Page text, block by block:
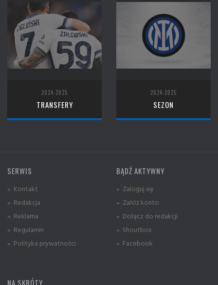
2024-2025
TRANSFERY
2024-2025
SEZON
SERWIS
» Kontakt
» Redakcja
» Reklama
» Regulamin
» Polityka prywatności
BĄDŹ AKTYWNY
» Zaloguj się
» Załóż konto
» Dołącz do redakcji
» Shoutbox
» Facebook
NA SKRÓTY